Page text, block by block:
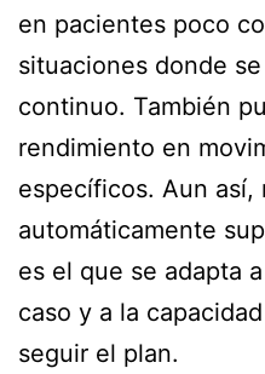
en pacientes poco
situaciones donde
continuo. También
rendimiento en
específicos. Aun así,
automáticamente
es el que se adapta
caso y a la
seguir el plan.